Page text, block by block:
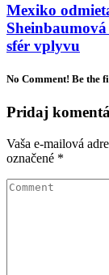
Mexiko
sfér vplyvu
No Comment! Be the
Pridaj
Vaša e-mailová
označené *